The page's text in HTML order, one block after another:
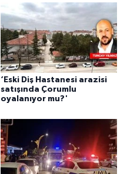
‘Eski Diş Hastanesi arazisi
satışında Çorumlu
oyalanıyor mu?'